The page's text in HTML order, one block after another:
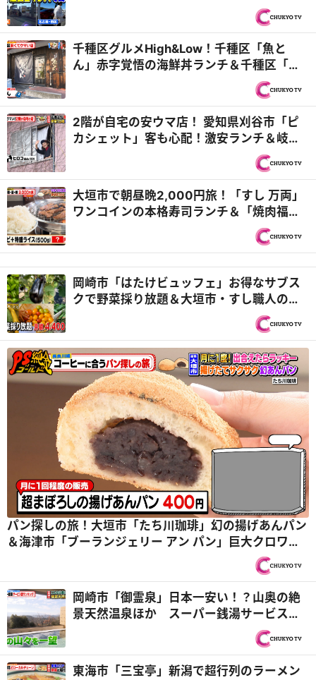
＆西区「中国料理 義源」誰にも知られたく
ない超穴場店！『PS純金（ゴールド）』
千種区グルメHigh&Low！千種区「魚と
ん」赤字覚悟の海鮮丼ランチ＆千種区「中
華食堂はまゆう 茶屋ヶ坂店」カリトロ食感
のステーキ風酢豚がお値打ち価格で⁉『PS
純金（ゴールド）』
2階が自宅の安ウマ店！ 愛知県刈谷市「ピ
カシェット」客も心配！激安ランチ＆岐阜
県本巣市「清太麺房」最強の餃子愛と味噌
ラーメン『PS純金（ゴールド）』
大垣市で朝昼晩2,000円旅！「すし 万両」
ワンコインの本格寿司ランチ＆「焼肉福
笑」限界！？5等級黒毛和牛が衝撃価格
岡崎市「はたけビュッフェ」お得なサブス
クで野菜採り放題＆大垣市・すし職人の豪
華海鮮ランチ『PS純金（ゴールド）』
パン探しの旅！大垣市「たち川珈琲」幻の揚げあんパン
＆海津市「ブーランジェリー アン パン」巨大クロワッ
岡崎市「御霊泉」日本一安い！？山奥の絶
景天然温泉ほか スーパー銭湯サービス数
ランキング！『PS純金（ゴールド）』
東海市「三宝亭」新潟で超行列のラーメン